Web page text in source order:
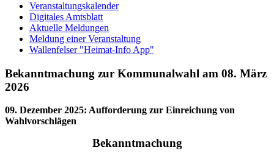
Veranstaltungskalender
Digitales Amtsblatt
Aktuelle Meldungen
Meldung einer Veranstaltung
Wallenfelser "Heimat-Info App"
Bekanntmachung zur Kommunalwahl am 08. März
2026
09. Dezember 2025: Aufforderung zur Einreichung von
Wahlvorschlägen
Bekanntmachung